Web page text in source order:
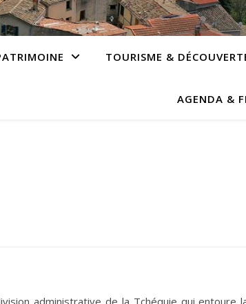
TOURISME &
AGENDA &
administrative de la Tchéquie qui entoure